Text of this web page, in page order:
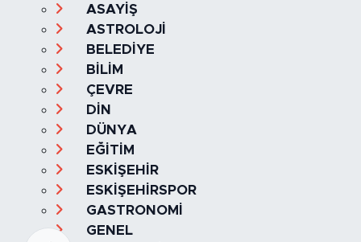
ASAYİŞ
ASTROLOJİ
BELEDİYE
BİLİM
ÇEVRE
DİN
DÜNYA
EĞİTİM
ESKİŞEHİR
ESKİŞEHİRSPOR
GASTRONOMİ
GENEL